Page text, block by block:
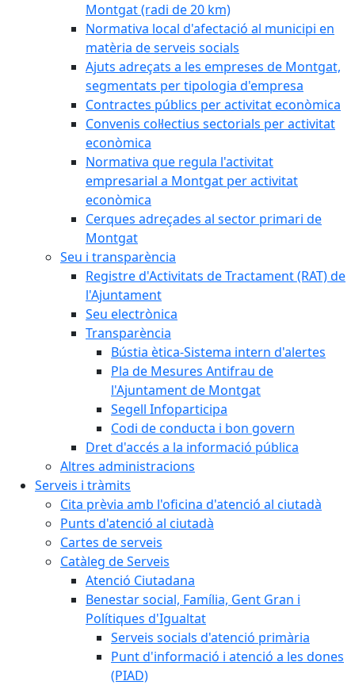
Montgat (radi de 20 km)
Normativa local d'afectació al municipi en
matèria de serveis socials
Ajuts adreçats a les empreses de Montgat,
segmentats per tipologia d'empresa
Contractes públics per activitat econòmica
Convenis col·lectius sectorials per activitat
econòmica
Normativa que regula l'activitat
empresarial a Montgat per activitat
econòmica
Cerques adreçades al sector primari de
Montgat
Seu i transparència
Registre d'Activitats de Tractament (RAT) de
l'Ajuntament
Seu electrònica
Transparència
Bústia ètica-Sistema intern d'alertes
Pla de Mesures Antifrau de
l'Ajuntament de Montgat
Segell Infoparticipa
Codi de conducta i bon govern
Dret d'accés a la informació pública
Altres administracions
Serveis i tràmits
Cita prèvia amb l'oficina d'atenció al ciutadà
Punts d'atenció al ciutadà
Cartes de serveis
Catàleg de Serveis
Atenció Ciutadana
Benestar social, Família, Gent Gran i
Polítiques d'Igualtat
Serveis socials d'atenció primària
Punt d'informació i atenció a les dones
(PIAD)